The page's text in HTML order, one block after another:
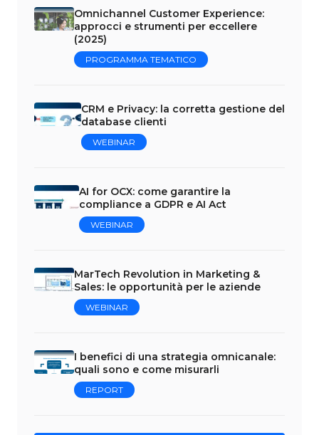
Omnichannel Customer Experience:
approcci e strumenti per eccellere
(2025)
PROGRAMMA TEMATICO
CRM e Privacy: la corretta gestione del
database clienti
WEBINAR
AI for OCX: come garantire la
compliance a GDPR e AI Act
WEBINAR
MarTech Revolution in Marketing &
Sales: le opportunità per le aziende
WEBINAR
I benefici di una strategia omnicanale:
quali sono e come misurarli
REPORT